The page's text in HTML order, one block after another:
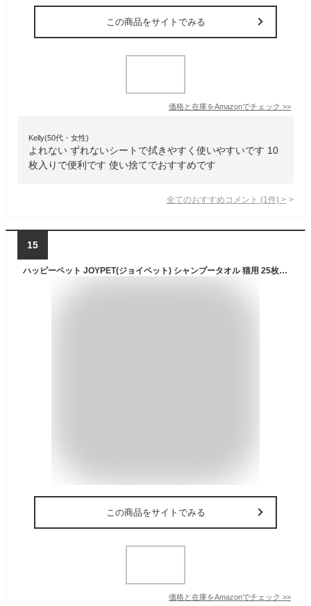
この商品をサイトでみる
価格と在庫をAmazonでチェック >>
Kelly(50代・女性)
よれない ずれないシートで拭きやすく使いやすいです 10
枚入りで便利です 使い捨てでおすすめです
全てのおすすめコメント (1 件) >
15
ハッピーペット JOYPET(ジョイペット) シャンプータオル 猫用 25枚入×5個 (まとめ買い)
この商品をサイトでみる
価格と在庫をAmazonでチェック >>